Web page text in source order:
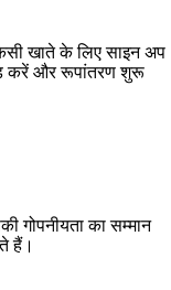
खाते के लिए साइन अप
करें और रूपांतरण शुरू
गोपनीयता का सम्मान
हैं।